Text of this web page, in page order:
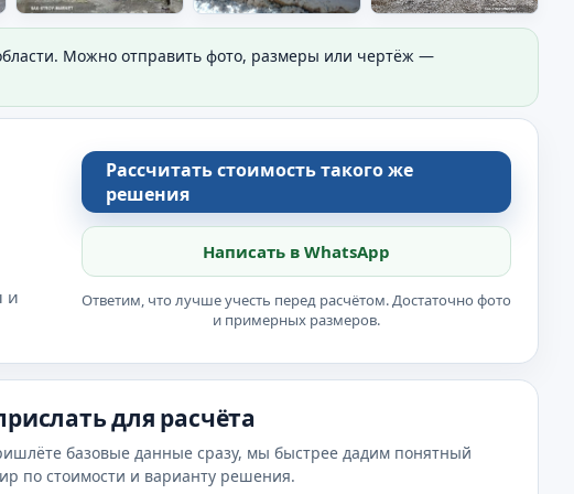
Можно отправить фото, размеры или чертёж —
и
Рассчитать стоимость такого же
решения
Написать в WhatsApp
Ответим, что лучше учесть перед расчётом. Достаточно фото
и примерных размеров.
для расчёта
базовые данные сразу, мы быстрее дадим понятный
по стоимости и варианту решения.